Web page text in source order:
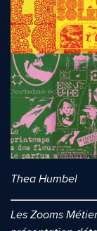
Thea Humbel
Les Zooms
Prénom et
Adresse e-
Message*
Commentaire*